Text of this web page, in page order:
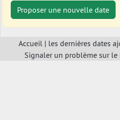
Proposer une nouvelle date
Accueil | les dernières dates
Signaler un problème sur le